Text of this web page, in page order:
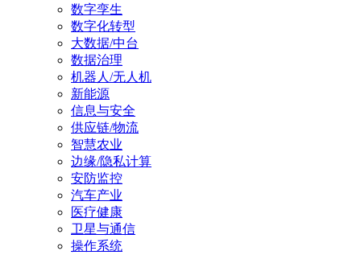
数字孪生
数字化转型
大数据/中台
数据治理
机器人/无人机
新能源
信息与安全
供应链/物流
智慧农业
边缘/隐私计算
安防监控
汽车产业
医疗健康
卫星与通信
操作系统